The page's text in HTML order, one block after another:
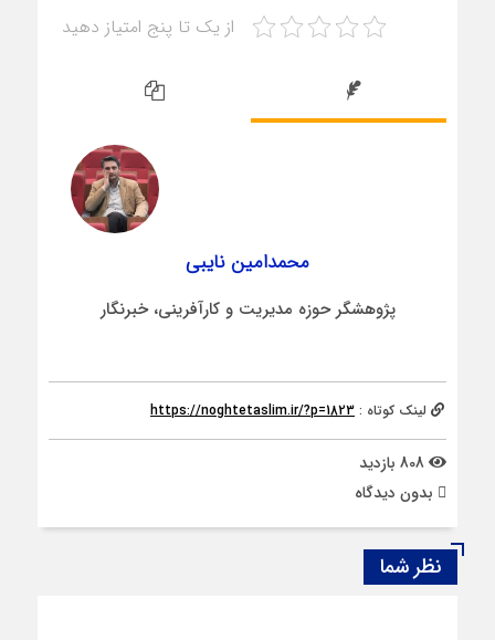
از یک تا پنج امتیاز دهید
محمدامین نایبی
پژوهشگر حوزه مدیریت و کارآفرینی، خبرنگار
لینک کوتاه : https://noghtetaslim.ir/?p=1823
بدون دیدگاه
نظر شما